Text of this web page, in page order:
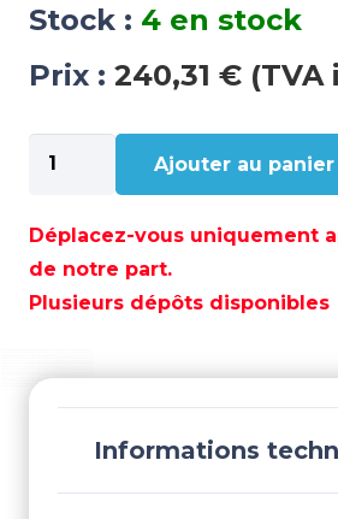
Stock : 4 en stock
Prix : 240,31 € (TVA
quantité
de
DE
MARCHE
AVANT
45560-
Ajouter au panier
Déplacez-vous uniquement
de notre part.
Plusieurs dépôts disponibles
Informations